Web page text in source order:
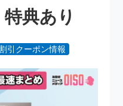
典あり
引クーポン情報